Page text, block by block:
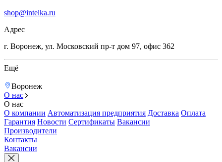
shop@intelka.ru
Адрес
г. Воронеж, ул. Московский пр-т дом 97, офис 362
Ещё
Воронеж
О нас
О нас
О компании Автоматизация предприятия Доставка Оплата
Гарантия Новости Сертификаты Вакансии
Производители
Контакты
Вакансии